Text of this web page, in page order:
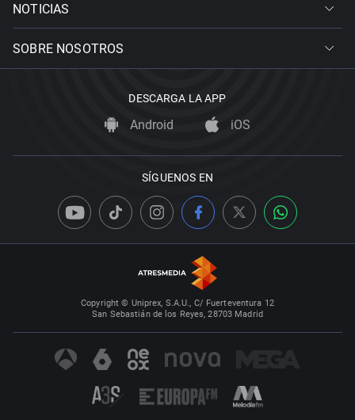
NOTICIAS
SOBRE NOSOTROS
DESCARGA LA APP
Android iOS
SÍGUENOS EN
Copyright © Uniprex, S.A.U., C/ Fuerteventura 12
San Sebastián de los Reyes, 28703 Madrid